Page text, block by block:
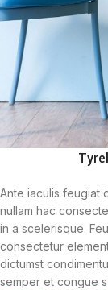
Ante iaculis feugiat
nullam hac
in a scelerisque.
consectetur
dictumst
semper et congue